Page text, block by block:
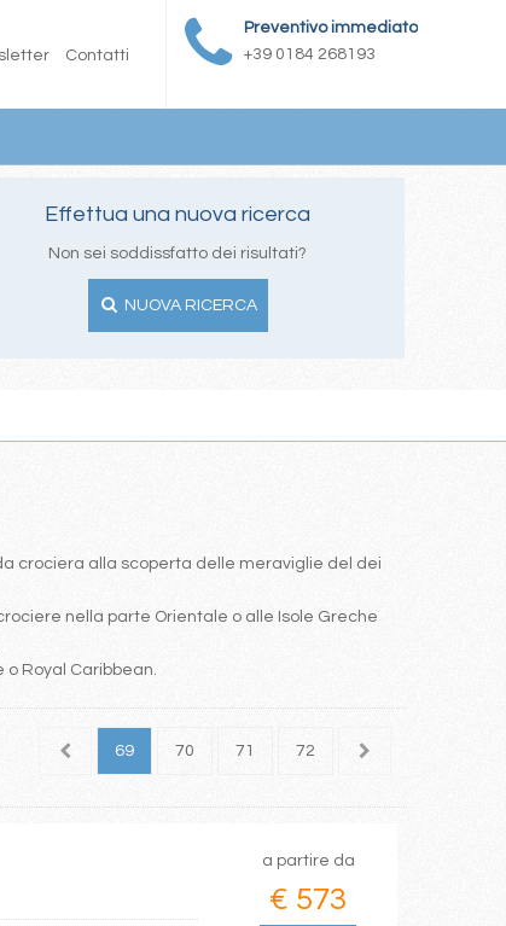
Preventivo immediato
+39 0184 268193
Contatti
Effettua una nuova ricerca
Non sei soddissfatto dei risultati?
NUOVA RICERCA
crociera alla scoperta delle meraviglie del dei
nella parte Orientale o alle Isole Greche
Royal Caribbean.
68 69 70 71 72 73
a partire da
€ 573